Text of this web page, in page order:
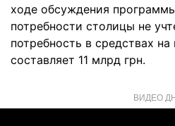
ходе обсуждения
потребности столицы не
потребность в средствах на
составляет 11 млрд грн.
ВИДЕО